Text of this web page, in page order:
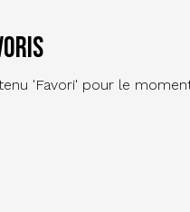
'Favori' pour le